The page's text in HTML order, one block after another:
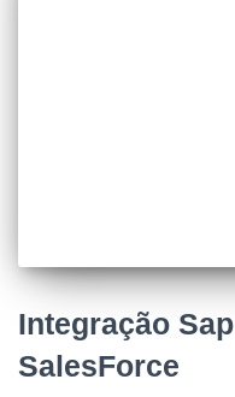
Integração
SalesForce